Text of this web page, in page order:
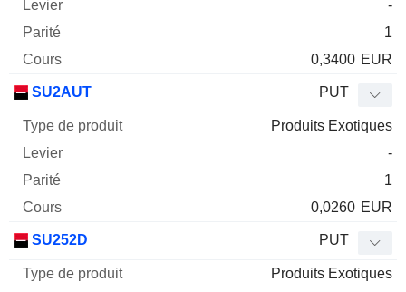
-
1
0,3400 EUR
SU2AUT PUT
Produits Exotiques
-
1
0,0260 EUR
SU252D PUT
Produits Exotiques